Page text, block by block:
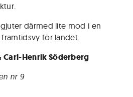
därmed lite mod i en
för landet.
Carl-Henrik Söderberg
nr 9